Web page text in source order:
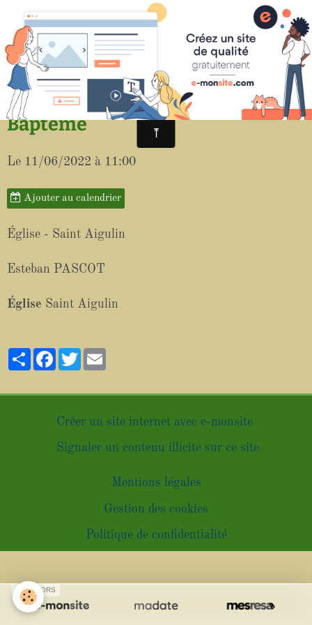
Paroisse de Saint-Aigulin
Baptême
Le 11/06/2022 à 11:00
Ajouter au calendrier
Église - Saint Aigulin
Esteban PASCOT
Église Saint Aigulin
PartagerFacebook
Twitter
Créer un site internet avec e-monsite
Signaler un contenu illicite sur ce site
Mentions légales
Gestion des cookies
Politique de confidentialité
SPONSORS